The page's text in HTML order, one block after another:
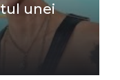
unei